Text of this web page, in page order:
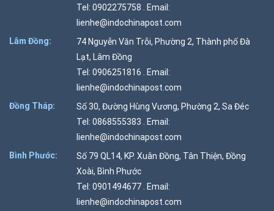
Tel: 0902275758 . Email:
lienhe@indochinapost.com
Lâm Đồng:
74 Nguyễn Văn Trỗi, Phường 2, Thành phố Đà
Lạt, Lâm Đồng
Tel: 0906251816 . Email:
lienhe@indochinapost.com
Đồng Tháp:
Số 30, Đường Hùng Vương, Phường 2, Sa Đéc
Tel: 0868555383 . Email:
lienhe@indochinapost.com
Bình Phước:
Số 79 QL14, KP. Xuân Đồng, Tân Thiện, Đồng
Xoài, Bình Phước
Tel: 0901494677 . Email:
lienhe@indochinapost.com